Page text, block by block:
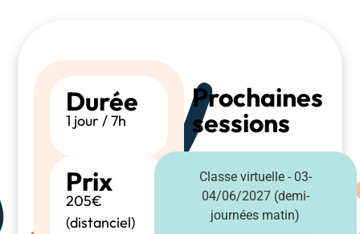
Durée
1 jour / 7h
Prix
205€
(distanciel)
Prochaines
sessions
Classe virtuelle - 03-
04/06/2027 (demi-
journées matin)